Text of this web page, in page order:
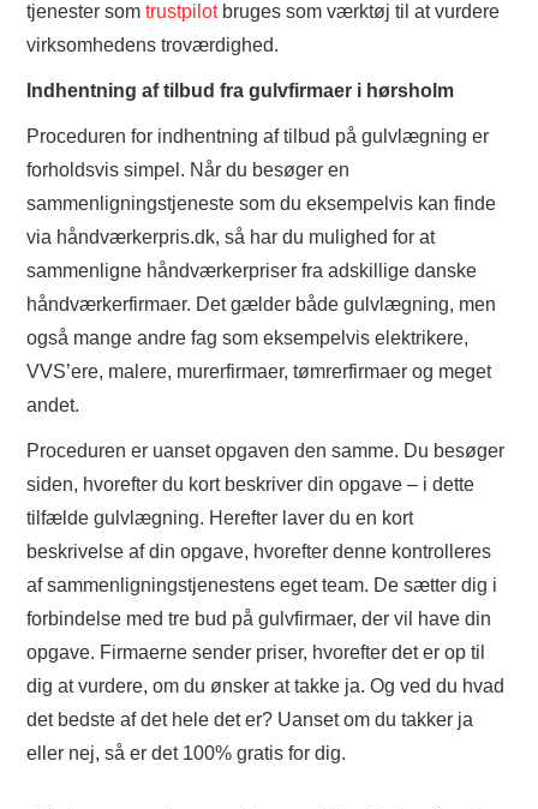
tjenester somtrustpilotbruges som værktøj til at vurdere
virksomhedens troværdighed.
Indhentning af tilbud fra gulvfirmaer i hørsholm
Proceduren for indhentning af tilbud på gulvlægning er
forholdsvis simpel. Når du besøger en
sammenligningstjeneste som du eksempelvis kan finde
via håndværkerpris.dk, så har du mulighed for at
sammenligne håndværkerpriser fra adskillige danske
håndværkerfirmaer. Det gælder både gulvlægning, men
også mange andre fag som eksempelvis elektrikere,
VVS’ere, malere, murerfirmaer, tømrerfirmaer og meget
andet.
Proceduren er uanset opgaven den samme. Du besøger
siden, hvorefter du kort beskriver din opgave – i dette
tilfælde gulvlægning. Herefter laver du en kort
beskrivelse af din opgave, hvorefter denne kontrolleres
af sammenligningstjenestens eget team. De sætter dig i
forbindelse med tre bud på gulvfirmaer, der vil have din
opgave. Firmaerne sender priser, hvorefter det er op til
dig at vurdere, om du ønsker at takke ja. Og ved du hvad
det bedste af det hele det er? Uanset om du takker ja
eller nej, så er det 100% gratis for dig.